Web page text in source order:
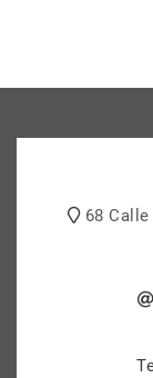
68